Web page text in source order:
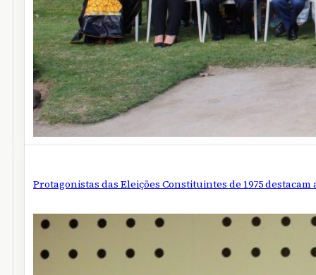
Protagonistas das Eleições Constituintes de 1975